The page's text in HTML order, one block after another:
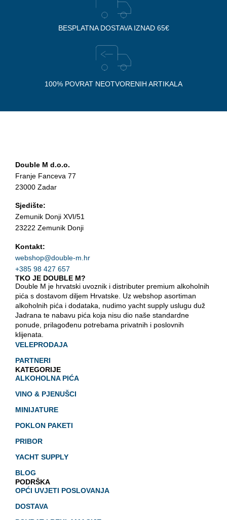
BESPLATNA DOSTAVA IZNAD 65€
100% POVRAT NEOTVORENIH ARTIKALA
Double M d.o.o.
Franje Fanceva 77
23000 Zadar
Sjedište:
Zemunik Donji XVI/51
23222 Zemunik Donji
Kontakt:
webshop@double-m.hr
+385 98 427 657
TKO JE DOUBLE M?
Double M je hrvatski uvoznik i distributer premium alkoholnih
pića s dostavom diljem Hrvatske. Uz webshop asortiman
alkoholnih pića i dodataka, nudimo yacht supply uslugu duž
Jadrana te nabavu pića koja nisu dio naše standardne
ponude, prilagođenu potrebama privatnih i poslovnih
klijenata.
VELEPRODAJA
PARTNERI
KATEGORIJE
ALKOHOLNA PIĆA
VINO & PJENUŠCI
MINIJATURE
POKLON PAKETI
PRIBOR
YACHT SUPPLY
BLOG
PODRŠKA
OPĆI UVJETI POSLOVANJA
DOSTAVA